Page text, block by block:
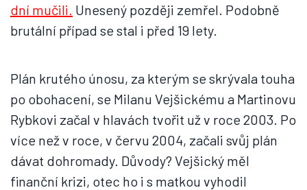
dní mučili. Unesený později zemřel. Podobně
brutální případ se stal i před 19 lety.
Plán krutého únosu, za kterým se skrývala touha
po obohacení, se Milanu Vejšickému a Martinovu
Rybkovi začal v hlavách tvořit už v roce 2003. Po
více než v roce, v červu 2004, začali svůj plán
dávat dohromady. Důvody? Vejšický měl
finanční krizi, otec ho i s matkou vyhodil